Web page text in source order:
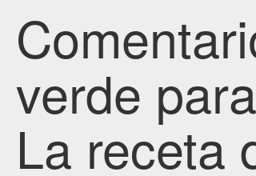
verde
La receta